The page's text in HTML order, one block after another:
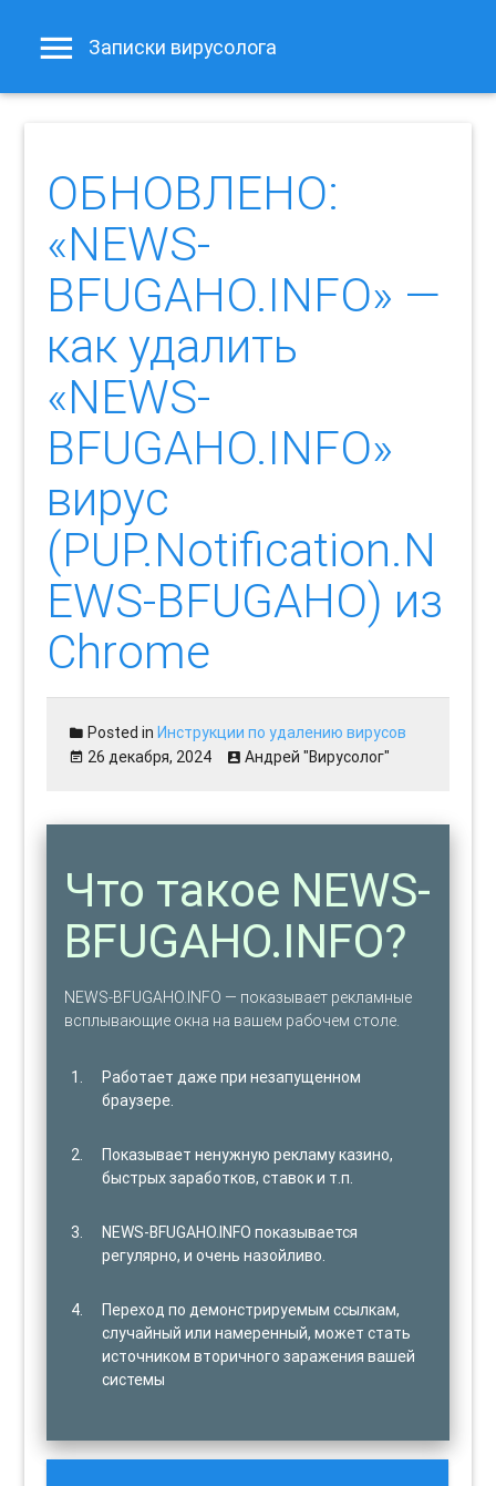
Записки вирусолога
ОБНОВЛЕНО:
«NEWS-
BFUGAHO.INFO» —
как удалить
«NEWS-
BFUGAHO.INFO»
вирус
(PUP.Notification.N
EWS-BFUGAHO) из
Chrome
Posted inИнструкции по удалению вирусов
26 декабря, 2024
Андрей "Вирусолог"
Что такое NEWS-
BFUGAHO.INFO?
NEWS-BFUGAHO.INFO — показывает рекламные
всплывающие окна на вашем рабочем столе.
Работает даже при незапущенном
браузере.
Показывает ненужную рекламу казино,
быстрых заработков, ставок и т.п.
NEWS-BFUGAHO.INFO показывается
регулярно, и очень назойливо.
Переход по демонстрируемым ссылкам,
случайный или намеренный, может стать
источником вторичного заражения вашей
системы